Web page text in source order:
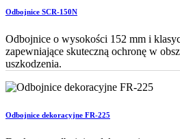
Odbojnice SCR-150N
Odbojnice o wysokości 152 mm i
zapewniające skuteczną ochronę w
uszkodzenia.
Odbojnice dekoracyjne FR-225